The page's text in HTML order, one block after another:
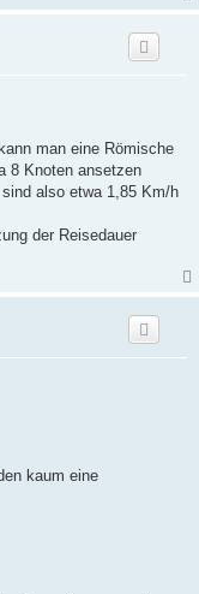
man eine Römische
8 Knoten ansetzen
also etwa 1,85 Km/h
der Reisedauer
kaum eine